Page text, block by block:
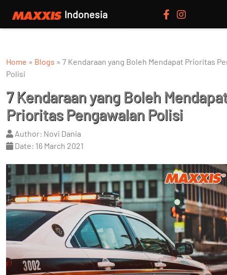
Indonesia
Home » Blogs » 7 Kendaraan yang Boleh Mendapat Prioritas
Polisi
7 Kendaraan yang Boleh
Prioritas Pengawalan Polisi
Author: Novi Dania
Date: 16 March 2021